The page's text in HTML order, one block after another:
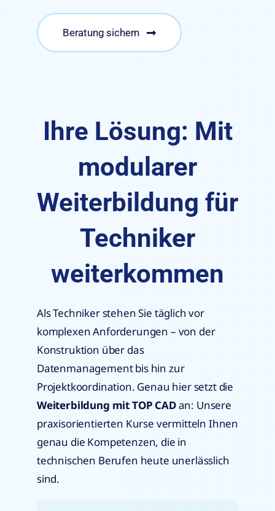
Beratung sichern
Ihre Lösung: Mit
modularer
Weiterbildung für
Techniker
weiterkommen
Als Techniker stehen Sie täglich vor
komplexen Anforderungen – von der
Konstruktion über das
Datenmanagement bis hin zur
Projektkoordination. Genau hier setzt die
Weiterbildung mit TOP CADan: Unsere
praxisorientierten Kurse vermitteln Ihnen
genau die Kompetenzen, die in
technischen Berufen heute unerlässlich
sind.